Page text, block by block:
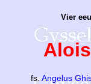
Vier
fs.Angelus